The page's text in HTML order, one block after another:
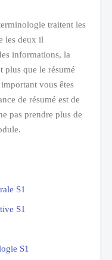
traitent les
les deux il
informations, la
plus que le résumé
vous êtes
de résumé est de
pas prendre plus de
S1
S1
S1